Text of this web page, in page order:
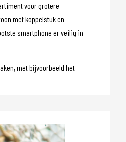
voor grotere
met koppelstuk en
smartphone er veilig in
met bijvoorbeeld het